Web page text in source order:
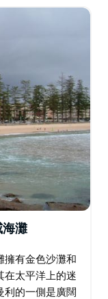
海灘
擁有金色沙灘和
在太平洋上的迷
利的一側是廣闊